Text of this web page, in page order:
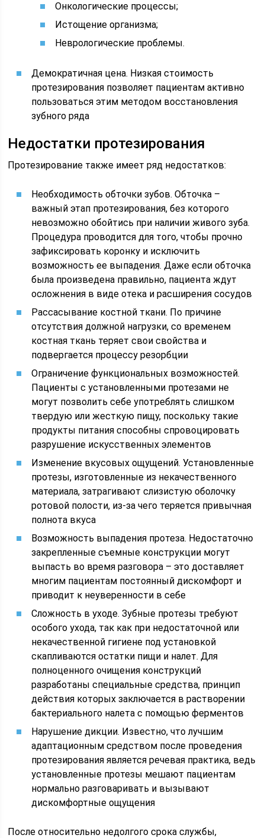
Онкологические процессы;
Истощение организма;
Неврологические проблемы.
Демократичная цена. Низкая стоимость
протезирования позволяет пациентам активно
пользоваться этим методом восстановления
зубного ряда
Недостатки протезирования
Протезирование также имеет ряд недостатков:
Необходимость обточки зубов. Обточка –
важный этап протезирования, без которого
невозможно обойтись при наличии живого зуба.
Процедура проводится для того, чтобы прочно
зафиксировать коронку и исключить
возможность ее выпадения. Даже если обточка
была произведена правильно, пациента ждут
осложнения в виде отека и расширения сосудов
Рассасывание костной ткани. По причине
отсутствия должной нагрузки, со временем
костная ткань теряет свои свойства и
подвергается процессу резорбции
Ограничение функциональных возможностей.
Пациенты с установленными протезами не
могут позволить себе употреблять слишком
твердую или жесткую пищу, поскольку такие
продукты питания способны спровоцировать
разрушение искусственных элементов
Изменение вкусовых ощущений. Установленные
протезы, изготовленные из некачественного
материала, затрагивают слизистую оболочку
ротовой полости, из-за чего теряется привычная
полнота вкуса
Возможность выпадения протеза. Недостаточно
закрепленные съемные конструкции могут
выпасть во время разговора – это доставляет
многим пациентам постоянный дискомфорт и
приводит к неуверенности в себе
Сложность в уходе. Зубные протезы требуют
особого ухода, так как при недостаточной или
некачественной гигиене под установкой
скапливаются остатки пищи и налет. Для
полноценного очищения конструкций
разработаны специальные средства, принцип
действия которых заключается в растворении
бактериального налета с помощью ферментов
Нарушение дикции. Известно, что лучшим
адаптационным средством после проведения
протезирования является речевая практика, ведь
установленные протезы мешают пациентам
нормально разговаривать и вызывают
дискомфортные ощущения
После относительно недолгого срока службы,